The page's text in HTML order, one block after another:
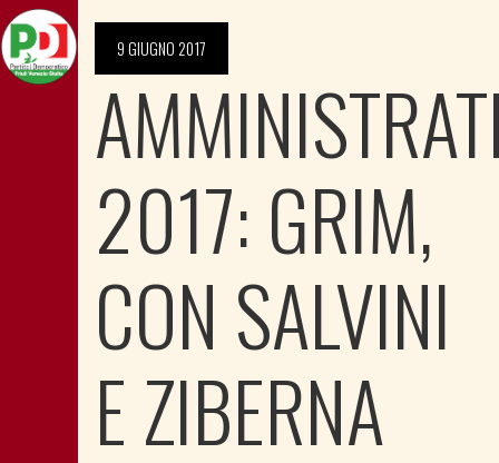
9 GIUGNO 2017
2017: GRIM,
CON SALVINI
E ZIBERNA